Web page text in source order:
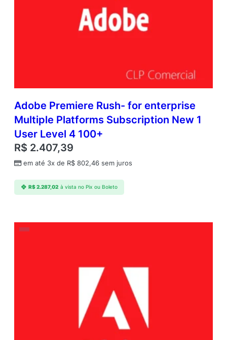
Adobe Premiere Rush- for enterprise
Multiple Platforms Subscription New 1
User Level 4 100+
R$ 2.407,39
em até 3x de R$ 802,46 sem juros
R$2.287,02 à vista no Pix ou Boleto